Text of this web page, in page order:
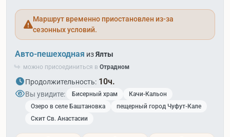
Маршрут временно приостановлен из-за
сезонных условий.
Авто-пешеходная изЯлты
можно присоединиться в Отрадном
Продолжительность: 10ч.
Вы увидите: Бисерный храм
Качи-Кальон
Озеро в селе Баштановка
пещерный город Чуфут-Кале
Скит Св. Анастасии